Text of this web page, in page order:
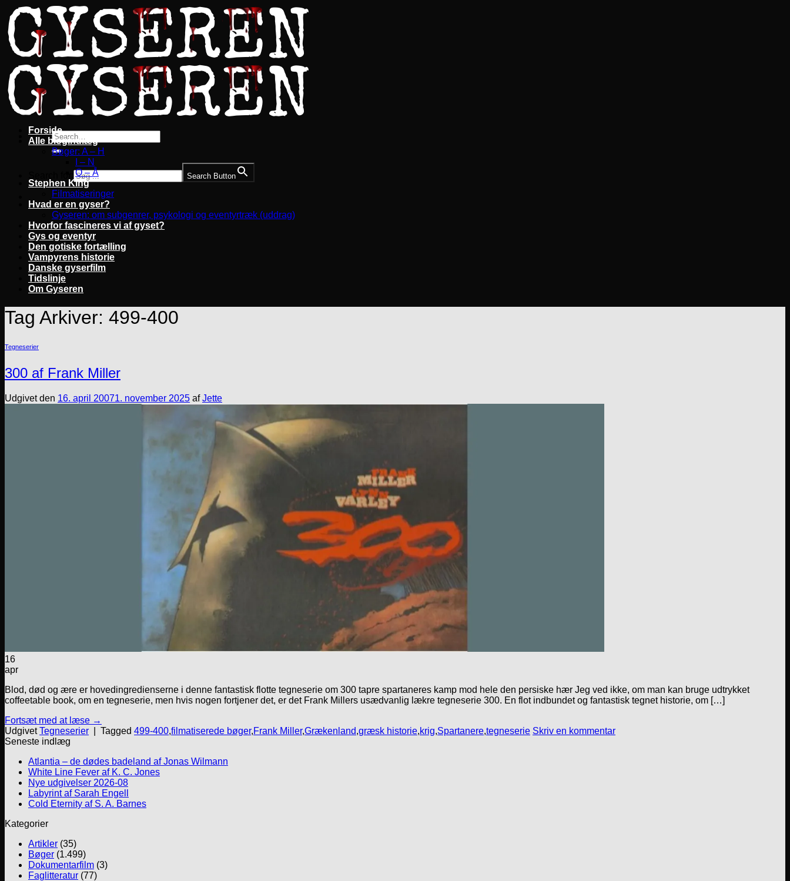
Fortsæt
til
indhold
Search Button
Forside
Alle blogindlæg
Bøger: A – H
I – N
O – Å
Stephen King
Filmatiseringer
Hvad er en gyser?
Gyseren: om subgenrer, psykologi og eventyrtræk (uddrag)
Hvorfor fascineres vi af gyset?
Gys og eventyr
Den gotiske fortælling
Vampyrens historie
Danske gyserfilm
Tidslinje
Om Gyseren
Tag Arkiver: 499-400
Tegneserier
300 af Frank Miller
Udgivet den 16. april 20071. november 2025 afJette
16
apr
Blod, død og ære er hovedingredienserne i denne fantastisk flotte tegneserie om 300 tapre spartaneres kamp mod hele den persiske hær Jeg ved ikke, om man kan bruge udtrykket
coffeetable book, om en tegneserie, men hvis nogen fortjener det, er det Frank Millers usædvanlig lækre tegneserie 300. En flot indbundet og fantastisk tegnet historie, om […]
Fortsæt med at læse →
UdgivetTegneserier Tagged 499-400,filmatiserede bøger,Frank Miller,Grækenland,græsk historie,krig,Spartanere,tegneserie Skriv en kommentar
Seneste indlæg
Atlantia – de dødes badeland af Jonas Wilmann
White Line Fever af K. C. Jones
Nye udgivelser 2026-08
Labyrint af Sarah Engell
Cold Eternity af S. A. Barnes
Kategorier
Artikler (35)
Bøger (1.499)
Dokumentarfilm (3)
Faglitteratur (77)